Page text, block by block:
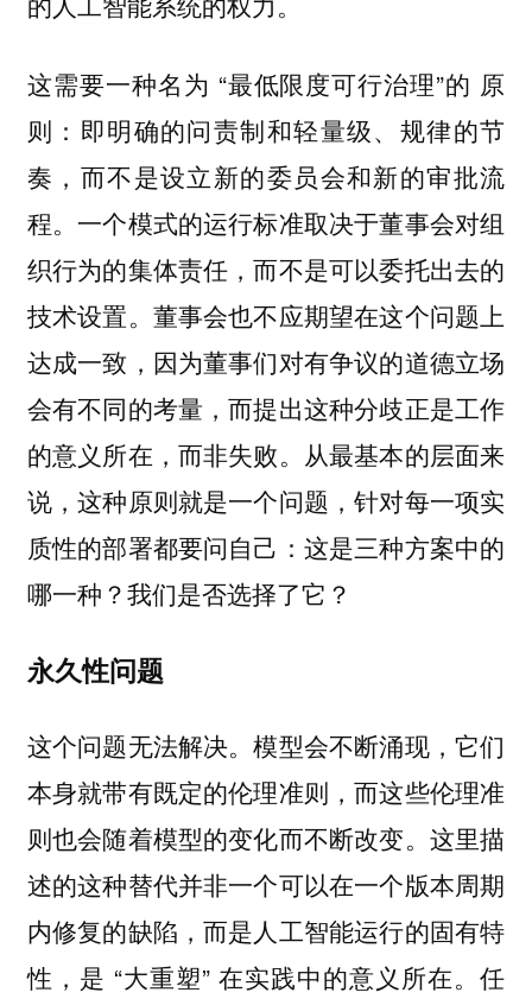
这需要一种名为 “最低限度可行治理”的 原
则：即明确的问责制和轻量级、规律的节
奏，而不是设立新的委员会和新的审批流
程。一个模式的运行标准取决于董事会对组
织行为的集体责任，而不是可以委托出去的
技术设置。董事会也不应期望在这个问题上
达成一致，因为董事们对有争议的道德立场
会有不同的考量，而提出这种分歧正是工作
的意义所在，而非失败。从最基本的层面来
说，这种原则就是一个问题，针对每一项实
质性的部署都要问自己：这是三种方案中的
哪一种？我们是否选择了它？
永久性问题
这个问题无法解决。模型会不断涌现，它们
本身就带有既定的伦理准则，而这些伦理准
则也会随着模型的变化而不断改变。这里描
述的这种替代并非一个可以在一个版本周期
内修复的缺陷，而是人工智能运行的固有特
性，是 “大重塑” 在实践中的意义所在。任